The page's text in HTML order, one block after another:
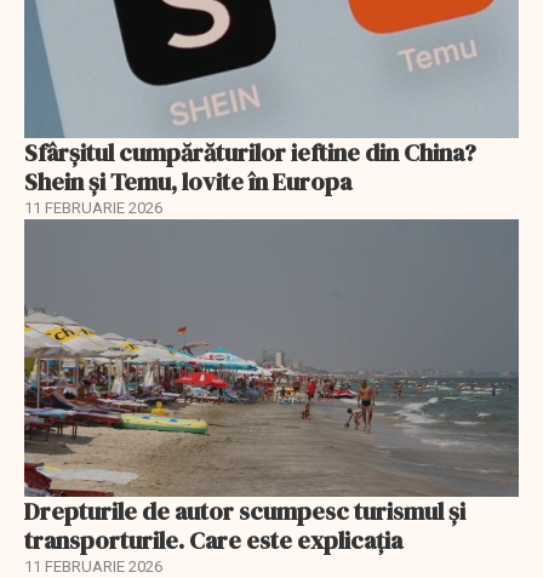
Sfârșitul cumpărăturilor ieftine din China?
Shein și Temu, lovite în Europa
11 FEBRUARIE 2026
Drepturile de autor scumpesc turismul și
transporturile. Care este explicația
11 FEBRUARIE 2026